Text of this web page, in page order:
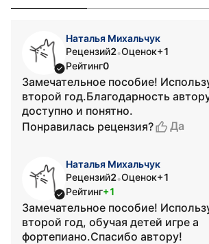
Наталья Михальчук
Рецензий2•Оценок+1
Рейтинг0
Замечательное пособие!
второй год.Благодарность
доступно и понятно.
Понравилась рецензия?
Да
Наталья Михальчук
Рецензий2•Оценок+1
Рейтинг+1
Замечательное пособие!
второй год, обучая детей игре а
фортепиано.Спасибо автору!